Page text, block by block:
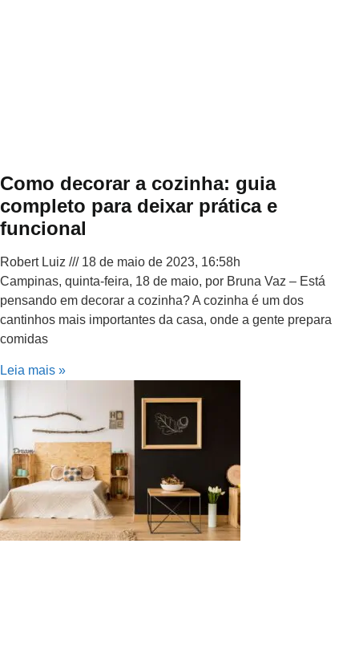
Como decorar a cozinha: guia
completo para deixar prática e
funcional
Robert Luiz
18 de maio de 2023, 16:58h
Campinas, quinta-feira, 18 de maio, por Bruna Vaz – Está
pensando em decorar a cozinha? A cozinha é um dos
cantinhos mais importantes da casa, onde a gente prepara
comidas
Leia mais »